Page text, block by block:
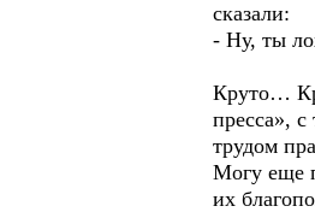
сказали:
- Ну, ты
Круто…
пресса»,
трудом
Могу еще
их